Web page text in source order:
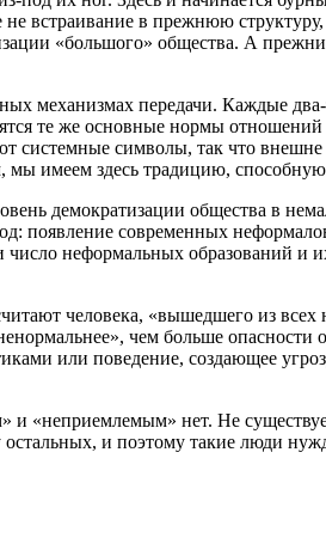
встраивание в прежнюю
«большого» общества. А
механизмах передачи. Каждые
те же основные нормы отношений
системные символы, так что
имеем здесь традицию, способную
демократизации общества в
появление современных неформалов
неформальных образований и
человека, «вышедшего из
чем больше опасности
или поведение, создающее
и «неприемлемым» нет. Не
и поэтому такие люди